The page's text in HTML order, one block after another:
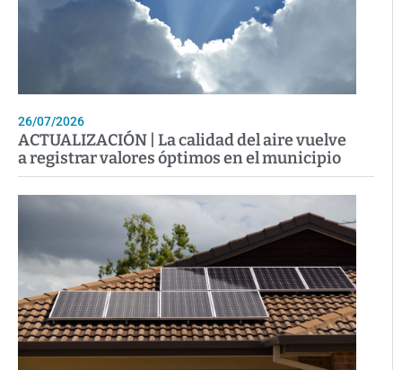
26/07/2026
ACTUALIZACIÓN | La calidad del aire vuelve
a registrar valores óptimos en el municipio